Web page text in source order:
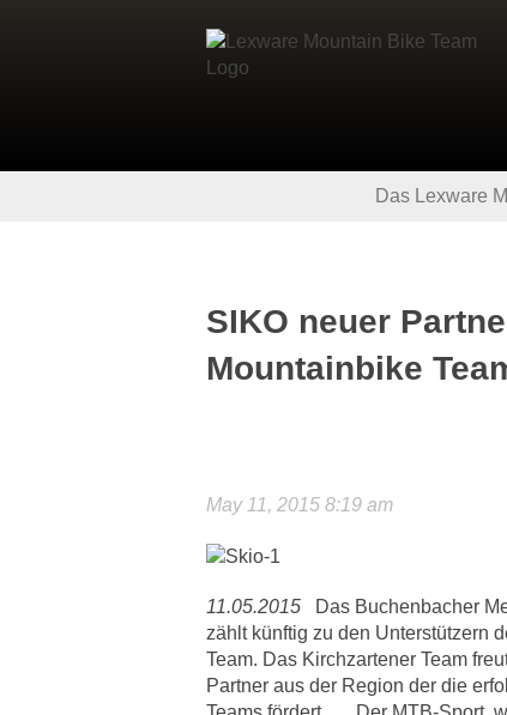
Das Lexware
SIKO neuer
Mountainbike
May 11, 2015 8:19 am
11.05.2015
Das Buchenbacher
zählt künftig zu den Unterstützern
Team. Das Kirchzartener Team
Partner aus der Region der die